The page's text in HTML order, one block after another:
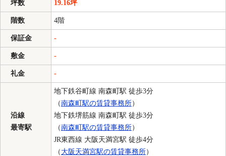
坪数 19.16坪
階数 4階
保証金 -
敷金 -
礼金 -
沿線
最寄駅
地下鉄谷町線 南森町駅 徒歩3分
（南森町駅の賃貸事務所）
地下鉄堺筋線 南森町駅 徒歩3分
（南森町駅の賃貸事務所）
JR東西線 大阪天満宮駅 徒歩4分
（ 大阪天満宮駅の賃貸事務所）